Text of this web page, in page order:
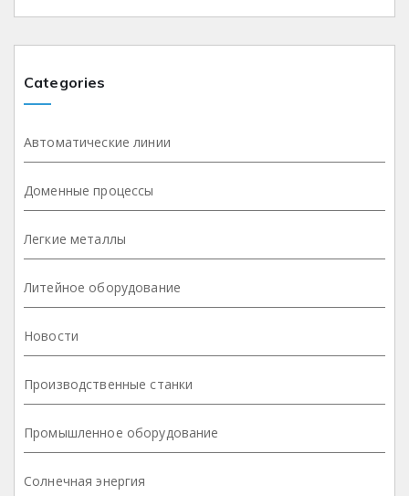
Categories
Автоматические линии
Доменные процессы
Легкие металлы
Литейное оборудование
Новости
Производственные станки
Промышленное оборудование
Солнечная энергия